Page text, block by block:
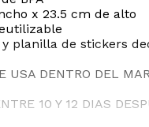
x 23.5 cm de alto
planilla de stickers
USA DENTRO DEL
10 Y 12 DIAS